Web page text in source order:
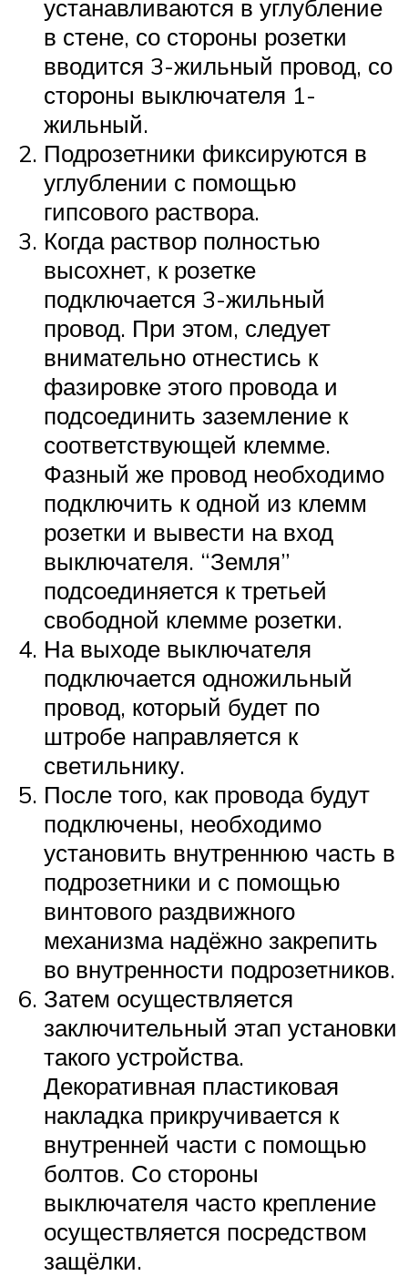
устанавливаются в углубление
в стене, со стороны розетки
вводится 3-жильный провод, со
стороны выключателя 1-
жильный.
Подрозетники фиксируются в
углублении с помощью
гипсового раствора.
Когда раствор полностью
высохнет, к розетке
подключается 3-жильный
провод. При этом, следует
внимательно отнестись к
фазировке этого провода и
подсоединить заземление к
соответствующей клемме.
Фазный же провод необходимо
подключить к одной из клемм
розетки и вывести на вход
выключателя. “Земля”
подсоединяется к третьей
свободной клемме розетки.
На выходе выключателя
подключается одножильный
провод, который будет по
штробе направляется к
светильнику.
После того, как провода будут
подключены, необходимо
установить внутреннюю часть в
подрозетники и с помощью
винтового раздвижного
механизма надёжно закрепить
во внутренности подрозетников.
Затем осуществляется
заключительный этап установки
такого устройства.
Декоративная пластиковая
накладка прикручивается к
внутренней части с помощью
болтов. Со стороны
выключателя часто крепление
осуществляется посредством
защёлки.